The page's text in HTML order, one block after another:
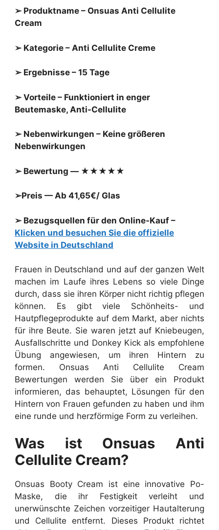
➢ Produktname – Onsuas Anti Cellulite
Cream
➢ Kategorie – Anti Cellulite Creme
➢ Ergebnisse – 15 Tage
➢ Vorteile – Funktioniert in enger
Beutemaske, Anti-Cellulite
➢ Nebenwirkungen – Keine größeren
Nebenwirkungen
➢ Bewertung — ★★★★★
➢Preis — Ab 41,65€/ Glas
➢ Bezugsquellen für den Online-Kauf –
Klicken und besuchen Sie die offizielle
Website in Deutschland
Frauen in Deutschland und auf der ganzen Welt
machen im Laufe ihres Lebens so viele Dinge
durch, dass sie ihren Körper nicht richtig pflegen
können. Es gibt viele Schönheits- und
Hautpflegeprodukte auf dem Markt, aber nichts
für ihre Beute. Sie waren jetzt auf Kniebeugen,
Ausfallschritte und Donkey Kick als empfohlene
Übung angewiesen, um ihren Hintern zu
formen. Onsuas Anti Cellulite Cream
Bewertungen werden Sie über ein Produkt
informieren, das behauptet, Lösungen für den
Hintern von Frauen gefunden zu haben und ihm
eine runde und herzförmige Form zu verleihen.
Was ist Onsuas Anti
Cellulite Cream?
Onsuas Booty Cream ist eine innovative Po-
Maske, die ihr Festigkeit verleiht und
unerwünschte Zeichen vorzeitiger Hautalterung
und Cellulite entfernt. Dieses Produkt richtet